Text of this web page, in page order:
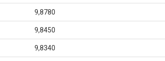
9,8780
9,8450
9,8340